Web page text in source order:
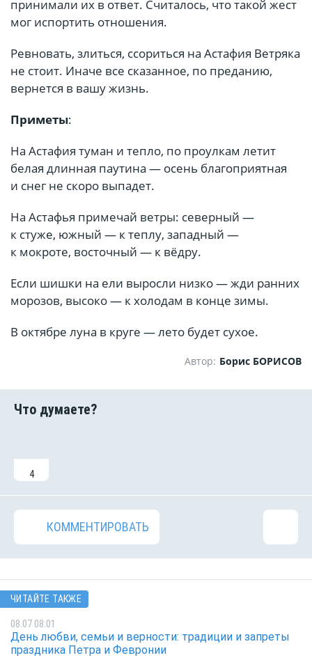
принимали их в ответ. Считалось, что такой жест
мог испортить отношения.
Ревновать, злиться, ссориться на Астафия Ветряка
не стоит. Иначе все сказанное, по преданию,
вернется в вашу жизнь.
Приметы:
На Астафия туман и тепло, по проулкам летит
белая длинная паутина — осень благоприятная
и снег не скоро выпадет.
На Астафья примечай ветры: северный —
к стуже, южный — к теплу, западный —
к мокроте, восточный — к вёдру.
Если шишки на ели выросли низко — жди ранних
морозов, высоко — к холодам в конце зимы.
В октябре луна в круге — лето будет сухое.
Автор: Борис БОРИСОВ
4
КОММЕНТИРОВАТЬ
ЧИТАЙТЕ ТАКЖЕ
08.07 08:01
День любви, семьи и верности: традиции и запреты
праздника Петра и Февронии